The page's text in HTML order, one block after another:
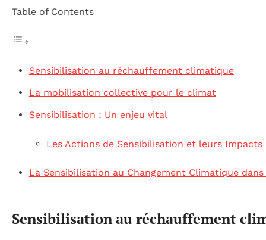
Table of Contents
Sensibilisation au réchauffement climatique
La mobilisation collective pour le climat
Sensibilisation : Un enjeu vital
Les Actions de Sensibilisation et leurs Impacts
La Sensibilisation au Changement Climatique
Sensibilisation au réchauffement